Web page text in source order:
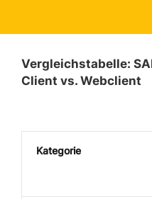
Vergleichstabelle:
Client vs. Webclient
Kategorie